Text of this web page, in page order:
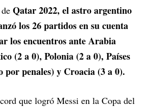
Qatar 2022, el astro argentino
los 26 partidos en su cuenta
los encuentros ante Arabia
(2 a 0), Polonia (2 a 0), Países
por penales) y Croacia (3 a 0).
que logró Messi en la Copa del